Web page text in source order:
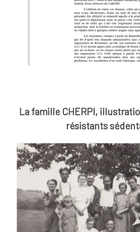
La famille CHERPI,
résistants